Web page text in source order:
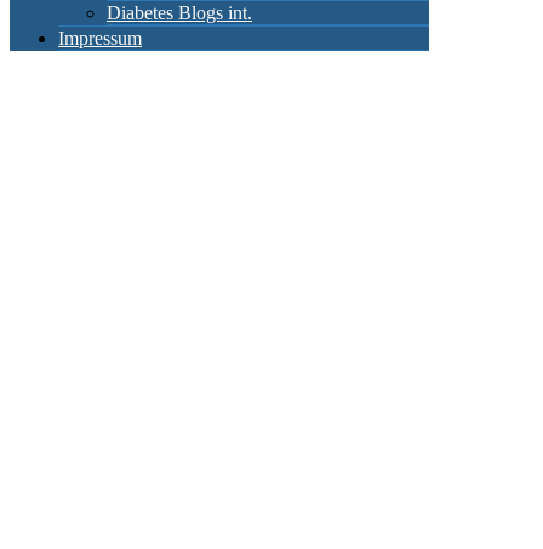
Diabetes Blogs int.
Impressum